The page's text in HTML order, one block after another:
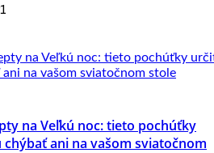
na Veľkú noc: tieto pochúťky
ani na vašom sviatočnom